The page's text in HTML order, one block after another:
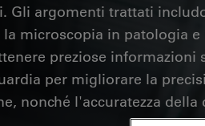
Gli argomenti trattati
microscopia in patologia
preziose informazioni
per migliorare la
nonché l'accuratezza